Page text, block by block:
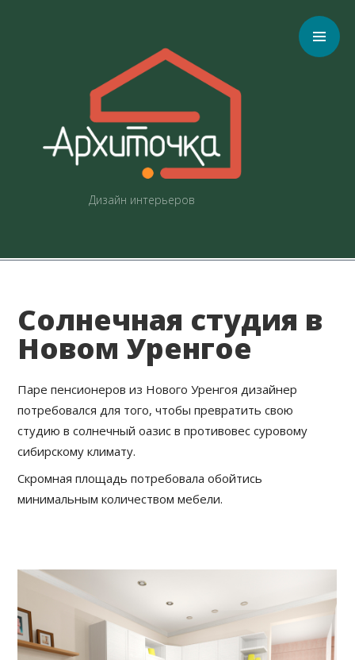
Дизайн интерьеров
Солнечная студия в
Новом Уренгое
Паре пенсионеров из Нового Уренгоя дизайнер
потребовался для того, чтобы превратить свою
студию в солнечный оазис в противовес суровому
сибирскому климату.
Скромная площадь потребовала обойтись
минимальным количеством мебели.